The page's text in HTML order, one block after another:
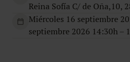
Reina Sofía C/ de Oña,10,
Miércoles 16 septiembre
septiembre 2026 14:30h –